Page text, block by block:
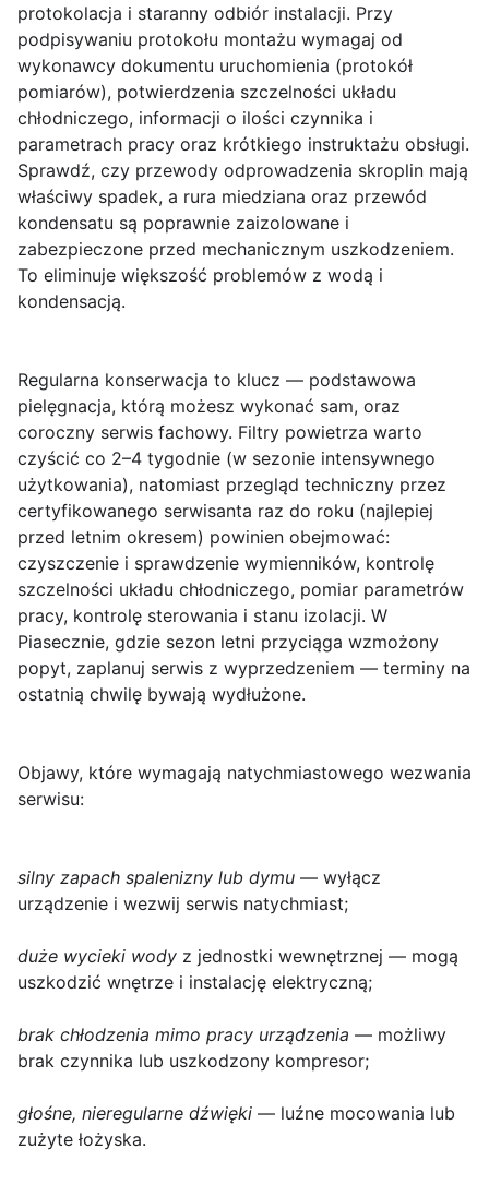
protokolacja i staranny odbiór instalacji. Przy
podpisywaniu protokołu montażu wymagaj od
wykonawcy dokumentu uruchomienia (protokół
pomiarów), potwierdzenia szczelności układu
chłodniczego, informacji o ilości czynnika i
parametrach pracy oraz krótkiego instruktażu obsługi.
Sprawdź, czy przewody odprowadzenia skroplin mają
właściwy spadek, a rura miedziana oraz przewód
kondensatu są poprawnie zaizolowane i
zabezpieczone przed mechanicznym uszkodzeniem.
To eliminuje większość problemów z wodą i
kondensacją.
Regularna konserwacja to klucz — podstawowa
pielęgnacja, którą możesz wykonać sam, oraz
coroczny serwis fachowy. Filtry powietrza warto
czyścić co 2–4 tygodnie (w sezonie intensywnego
użytkowania), natomiast przegląd techniczny przez
certyfikowanego serwisanta raz do roku (najlepiej
przed letnim okresem) powinien obejmować:
czyszczenie i sprawdzenie wymienników, kontrolę
szczelności układu chłodniczego, pomiar parametrów
pracy, kontrolę sterowania i stanu izolacji. W
Piasecznie, gdzie sezon letni przyciąga wzmożony
popyt, zaplanuj serwis z wyprzedzeniem — terminy na
ostatnią chwilę bywają wydłużone.
Objawy, które wymagają natychmiastowego wezwania
serwisu:
silny zapach spalenizny lub dymu — wyłącz
urządzenie i wezwij serwis natychmiast;
duże wycieki wody z jednostki wewnętrznej — mogą
uszkodzić wnętrze i instalację elektryczną;
brak chłodzenia mimo pracy urządzenia — możliwy
brak czynnika lub uszkodzony kompresor;
głośne, nieregularne dźwięki — luźne mocowania lub
zużyte łożyska.